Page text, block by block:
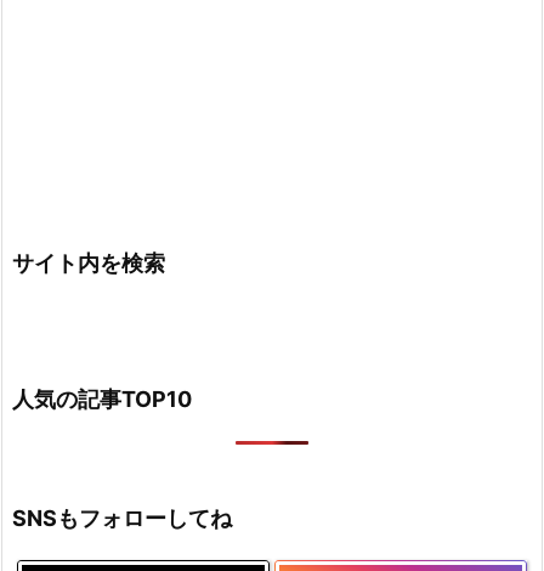
サイト内を検索
人気の記事TOP10
SNSもフォローしてね